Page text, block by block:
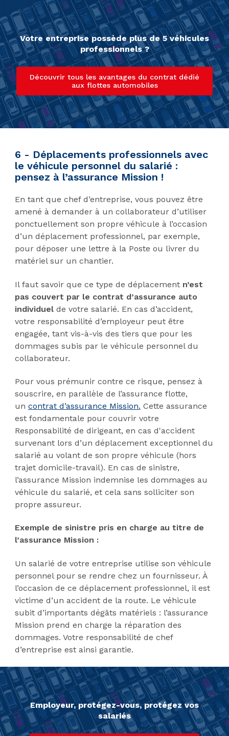
Votre entreprise possède plus de 5 véhicules
professionnels ?
Découvrir tous les avantages du contrat dédié
aux flottes automobiles
6 - Déplacements professionnels avec
le véhicule personnel du salarié :
pensez à l’assurance Mission !
En tant que chef d’entreprise, vous pouvez être
amené à demander à un collaborateur d’utiliser
ponctuellement son propre véhicule à l’occasion
d’un déplacement professionnel, par exemple,
pour déposer une lettre à la Poste ou livrer du
matériel sur un chantier.
Il faut savoir que ce type de déplacement n’est
pas couvert par le contrat d’assurance auto
individuel de votre salarié. En cas d’accident,
votre responsabilité d’employeur peut être
engagée, tant vis-à-vis des tiers que pour les
dommages subis par le véhicule personnel du
collaborateur.
Pour vous prémunir contre ce risque, pensez à
souscrire, en parallèle de l’assurance flotte,
un contrat d’assurance Mission. Cette assurance
est fondamentale pour couvrir votre
Responsabilité de dirigeant, en cas d'accident
survenant lors d’un déplacement exceptionnel du
salarié au volant de son propre véhicule (hors
trajet domicile-travail). En cas de sinistre,
l’assurance Mission indemnise les dommages au
véhicule du salarié, et cela sans solliciter son
propre assureur.
Exemple de sinistre pris en charge au titre de
l’assurance Mission :
Un salarié de votre entreprise utilise son véhicule
personnel pour se rendre chez un fournisseur. À
l’occasion de ce déplacement professionnel, il est
victime d’un accident de la route. Le véhicule
subit d’importants dégâts matériels : l’assurance
Mission prend en charge la réparation des
dommages. Votre responsabilité de chef
d’entreprise est ainsi garantie.
Employeur, protégez-vous, protégez vos
salariés